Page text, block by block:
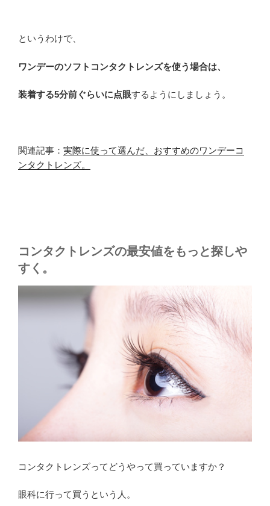
というわけで、
ワンデーのソフトコンタクトレンズを使う場合は、
装着する5分前ぐらいに点眼するようにしましょう。
関連記事： 実際に使って選んだ、おすすめのワンデーコ
ンタクトレンズ。
コンタクトレンズの最安値をもっと探しや
すく。
コンタクトレンズってどうやって買っていますか？
眼科に行って買うという人。